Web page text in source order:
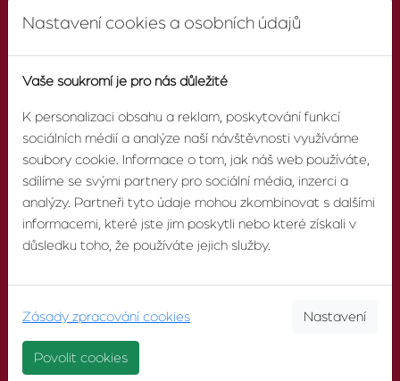
O AGENTUŘE
O nás
Náš tým
Volná pracovní místa
Nastavení cookies a osobních údajů
Vaše soukromí je pro nás důležité
K personalizaci obsahu a reklam, poskytování funkcí
sociálních médií a analýze naší návštěvnosti využíváme
soubory cookie. Informace o tom, jak náš web používáte,
sdílíme se svými partnery pro sociální média, inzerci a
analýzy. Partneři tyto údaje mohou zkombinovat s dalšími
informacemi, které jste jim poskytli nebo které získali v
důsledku toho, že používáte jejich služby.
Zásady zpracování cookies Nastavení
Povolit cookies